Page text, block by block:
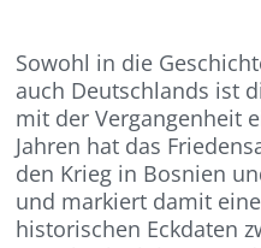
Sowohl in die
auch Deutschlands ist
mit der Vergangenheit
Jahren hat das
den Krieg in Bosnien
und markiert damit
historischen Eckdaten